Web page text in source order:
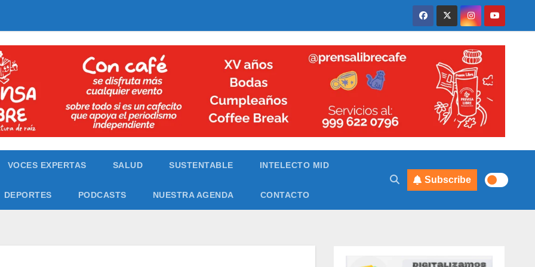
VOCES EXPERTAS SALUD SUSTENTABLE INTELECTO MID
DEPORTES PODCASTS NUESTRA AGENDA CONTACTO
Subscribe